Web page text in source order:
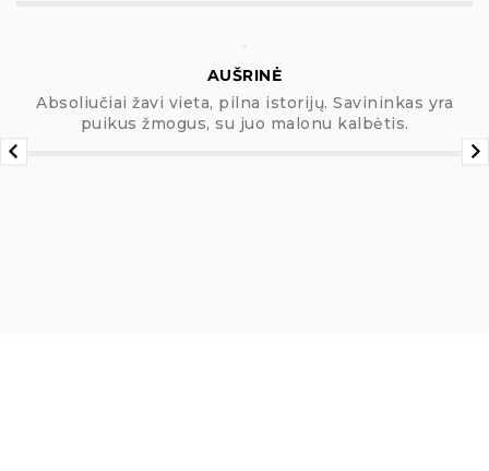
Absoliučiai žavi vieta, pilna istorijų. Savininkas yra
puikus žmogus, su juo malonu kalbėtis.
AUŠRINĖ